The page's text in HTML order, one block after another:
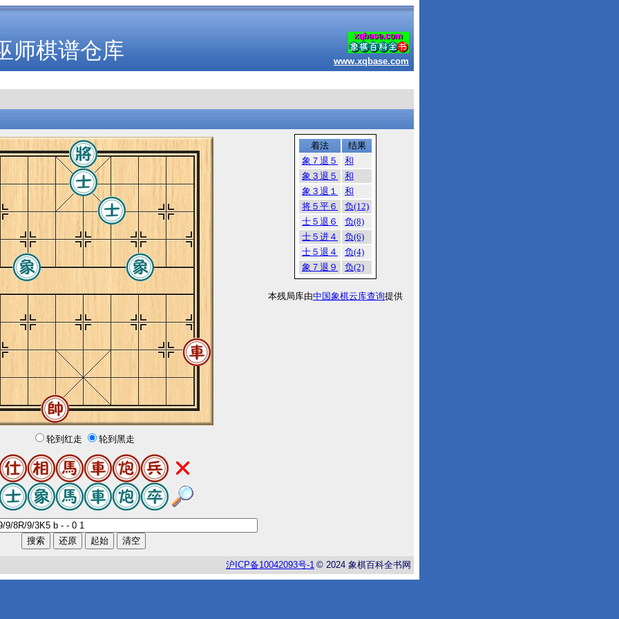
师棋谱仓库 www.xqbase.com
轮到红走 轮到黑走
着法
结果
象７退５
和
象３退５
和
象３退１
和
将５平６
负(12)
士５退６
负(8)
士５进４
负(6)
士５退４
负(4)
象７退９
负(2)
本残局库由中国象棋云库查询提供
沪 ICP备10042093号-1 © 2024 象棋百科全书网